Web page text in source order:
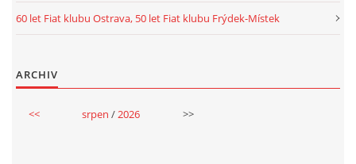
60 let Fiat klubu Ostrava, 50 let Fiat klubu Frýdek-Místek
ARCHIV
<< srpen / 2026 >>